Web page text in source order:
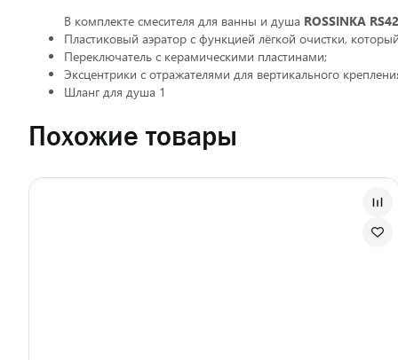
В комплекте смесителя для ванны и душа ROSSINKA
Пластиковый аэратор с функцией лёгкой очистки,
Переключатель с керамическими пластинами;
Эксцентрики с отражателями для вертикального
Шланг для душа 1
Похожие товары